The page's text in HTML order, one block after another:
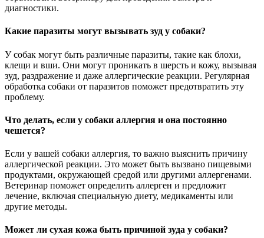
диагностики.
Какие паразиты могут вызывать зуд у собаки?
У собак могут быть различные паразиты, такие как блохи,
клещи и вши. Они могут проникать в шерсть и кожу, вызывая
зуд, раздражение и даже аллергические реакции. Регулярная
обработка собаки от паразитов поможет предотвратить эту
проблему.
Что делать, если у собаки аллергия и она постоянно
чешется?
Если у вашей собаки аллергия, то важно выяснить причину
аллергической реакции. Это может быть вызвано пищевыми
продуктами, окружающей средой или другими аллергенами.
Ветеринар поможет определить аллерген и предложит
лечение, включая специальную диету, медикаменты или
другие методы.
Может ли сухая кожа быть причиной зуда у собаки?